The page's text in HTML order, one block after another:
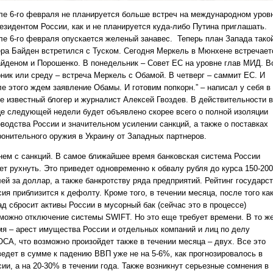
6-го февраля не планируется больше встреч на международном
России, как и не планируется куда-либо Путина приглашать.
6-го февраля опускается желеный занавес. Теперь план Запада
Байден встретился с Туском. Сегодня Меркель в Мюнхене
и Порошенко. В понедельник – Совет ЕС на уровне глав МИД.
или среду – встреча Меркель с Обамой. В четверг – саммит ЕС. И
этого ждем заявление Обамы. И готовим попкорн.” – написал у себя в
известный блогер и журналист Алексей Гвоздев. В действительности в
следующей недели будет объявлено скорее всего о полной изоляции
России и значительном усилении санкций, а также о поставках
оружия в Украину от Западных партнеров.
с санкций. В самое ближайшее время банковская система России
рухнуть. Это приведет одновременно к обвалу рубля до курса 150-200
за доллар, а также банкротству ряда предприятий. Рейтинг
приблизится к дефолту. Кроме того, в течении месяца, после того как
сбросит активы России в мусорный бак (сейчас это в процессе)
отключение системы SWIFT. Но это еще требует времени. В то
– арест имущества России и отдельных компаний и лиц по делу
что возможно произойдет также в течении месяца – двух. Все это
в сумме к падению ВВП уже не на 5-6%, как прогнозировалось в
а на 20-30% в течении года. Также возникнут серьезные сомнения в